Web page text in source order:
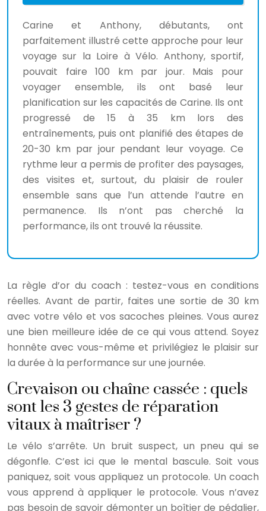
Carine et Anthony, débutants, ont
parfaitement illustré cette approche pour leur
voyage sur la Loire à Vélo. Anthony, sportif,
pouvait faire 100 km par jour. Mais pour
voyager ensemble, ils ont basé leur
planification sur les capacités de Carine. Ils ont
progressé de 15 à 35 km lors des
entraînements, puis ont planifié des étapes de
20-30 km par jour pendant leur voyage. Ce
rythme leur a permis de profiter des paysages,
des visites et, surtout, du plaisir de rouler
ensemble sans que l’un attende l’autre en
permanence. Ils n’ont pas cherché la
performance, ils ont trouvé la réussite.
La règle d’or du coach : testez-vous en conditions
réelles. Avant de partir, faites une sortie de 30 km
avec votre vélo et vos sacoches pleines. Vous aurez
une bien meilleure idée de ce qui vous attend. Soyez
honnête avec vous-même et privilégiez le plaisir sur
la durée à la performance sur une journée.
Crevaison ou chaîne cassée : quels
sont les 3 gestes de réparation
vitaux à maîtriser ?
Le vélo s’arrête. Un bruit suspect, un pneu qui se
dégonfle. C’est ici que le mental bascule. Soit vous
paniquez, soit vous appliquez un protocole. Un coach
vous apprend à appliquer le protocole. Vous n’avez
pas besoin de savoir démonter un boîtier de pédalier,